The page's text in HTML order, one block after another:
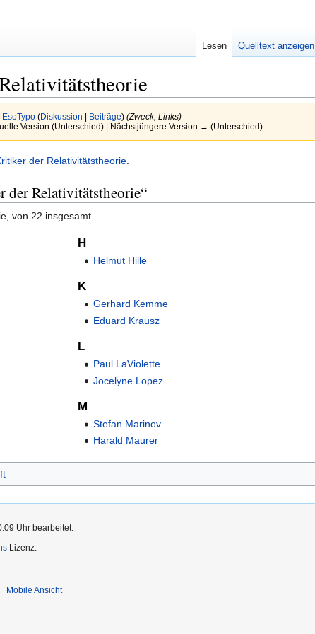
EsoTypo (Diskussion Beiträge) (Zweck, Links)
Version (Unterschied) | Nächstjüngere Version → (Unterschied)
der Relativitätstheorie
der Relativitätstheorie“
von 22 insgesamt.
H
Helmut Hille
K
Gerhard Kemme
Eduard Krausz
L
Paul LaViolette
Jocelyne Lopez
M
Stefan Marinov
Harald Maurer
Lesen Quelltext anzeigen
Uhr bearbeitet.
Lizenz.
Mobile Ansicht